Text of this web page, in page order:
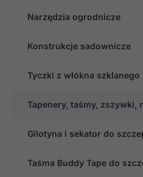
Narzędzia ogrodnicze
Konstrukcje sadownicze
Tyczki z włókna szklanego
Tapenery, taśmy, zszywki,
Gilotyna i sekator do
Taśma Buddy Tape do